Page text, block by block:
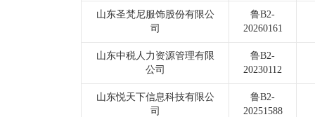
山东圣梵尼服饰股份有限公
司
鲁B2-
20260161
山东中税人力资源管理有限
公司
鲁B2-
20230112
山东悦天下信息科技有限公
司
鲁B2-
20251588